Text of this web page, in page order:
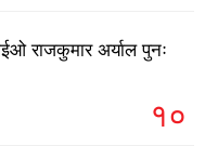
राजकुमार अर्याल पुनः
१०